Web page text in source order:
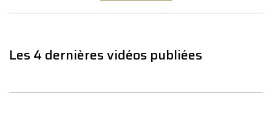
Les 4 dernières vidéos publiées